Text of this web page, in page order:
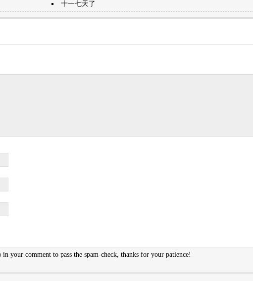
十一七天了
your comment to pass the spam-check, thanks for your patience!